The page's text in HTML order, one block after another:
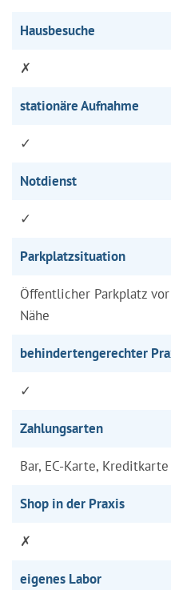
Hausbesuche
✗
stationäre Aufnahme
✓
Notdienst
✓
Parkplatzsituation
Öffentlicher Parkplatz
Nähe
behindertengerechter
✓
Zahlungsarten
Bar, EC-Karte, Kreditkarte
Shop in der Praxis
✗
eigenes Labor